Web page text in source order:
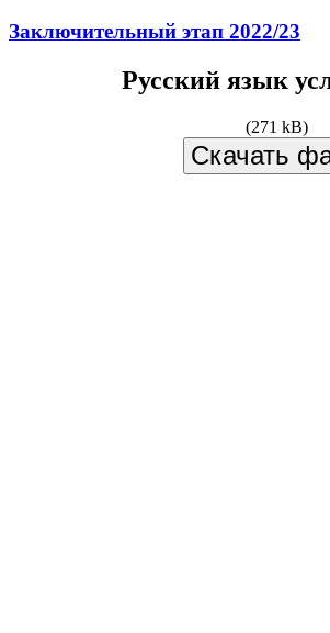
Заключительный этап 2022/23
Русский язык
(271 kB)
Скачать